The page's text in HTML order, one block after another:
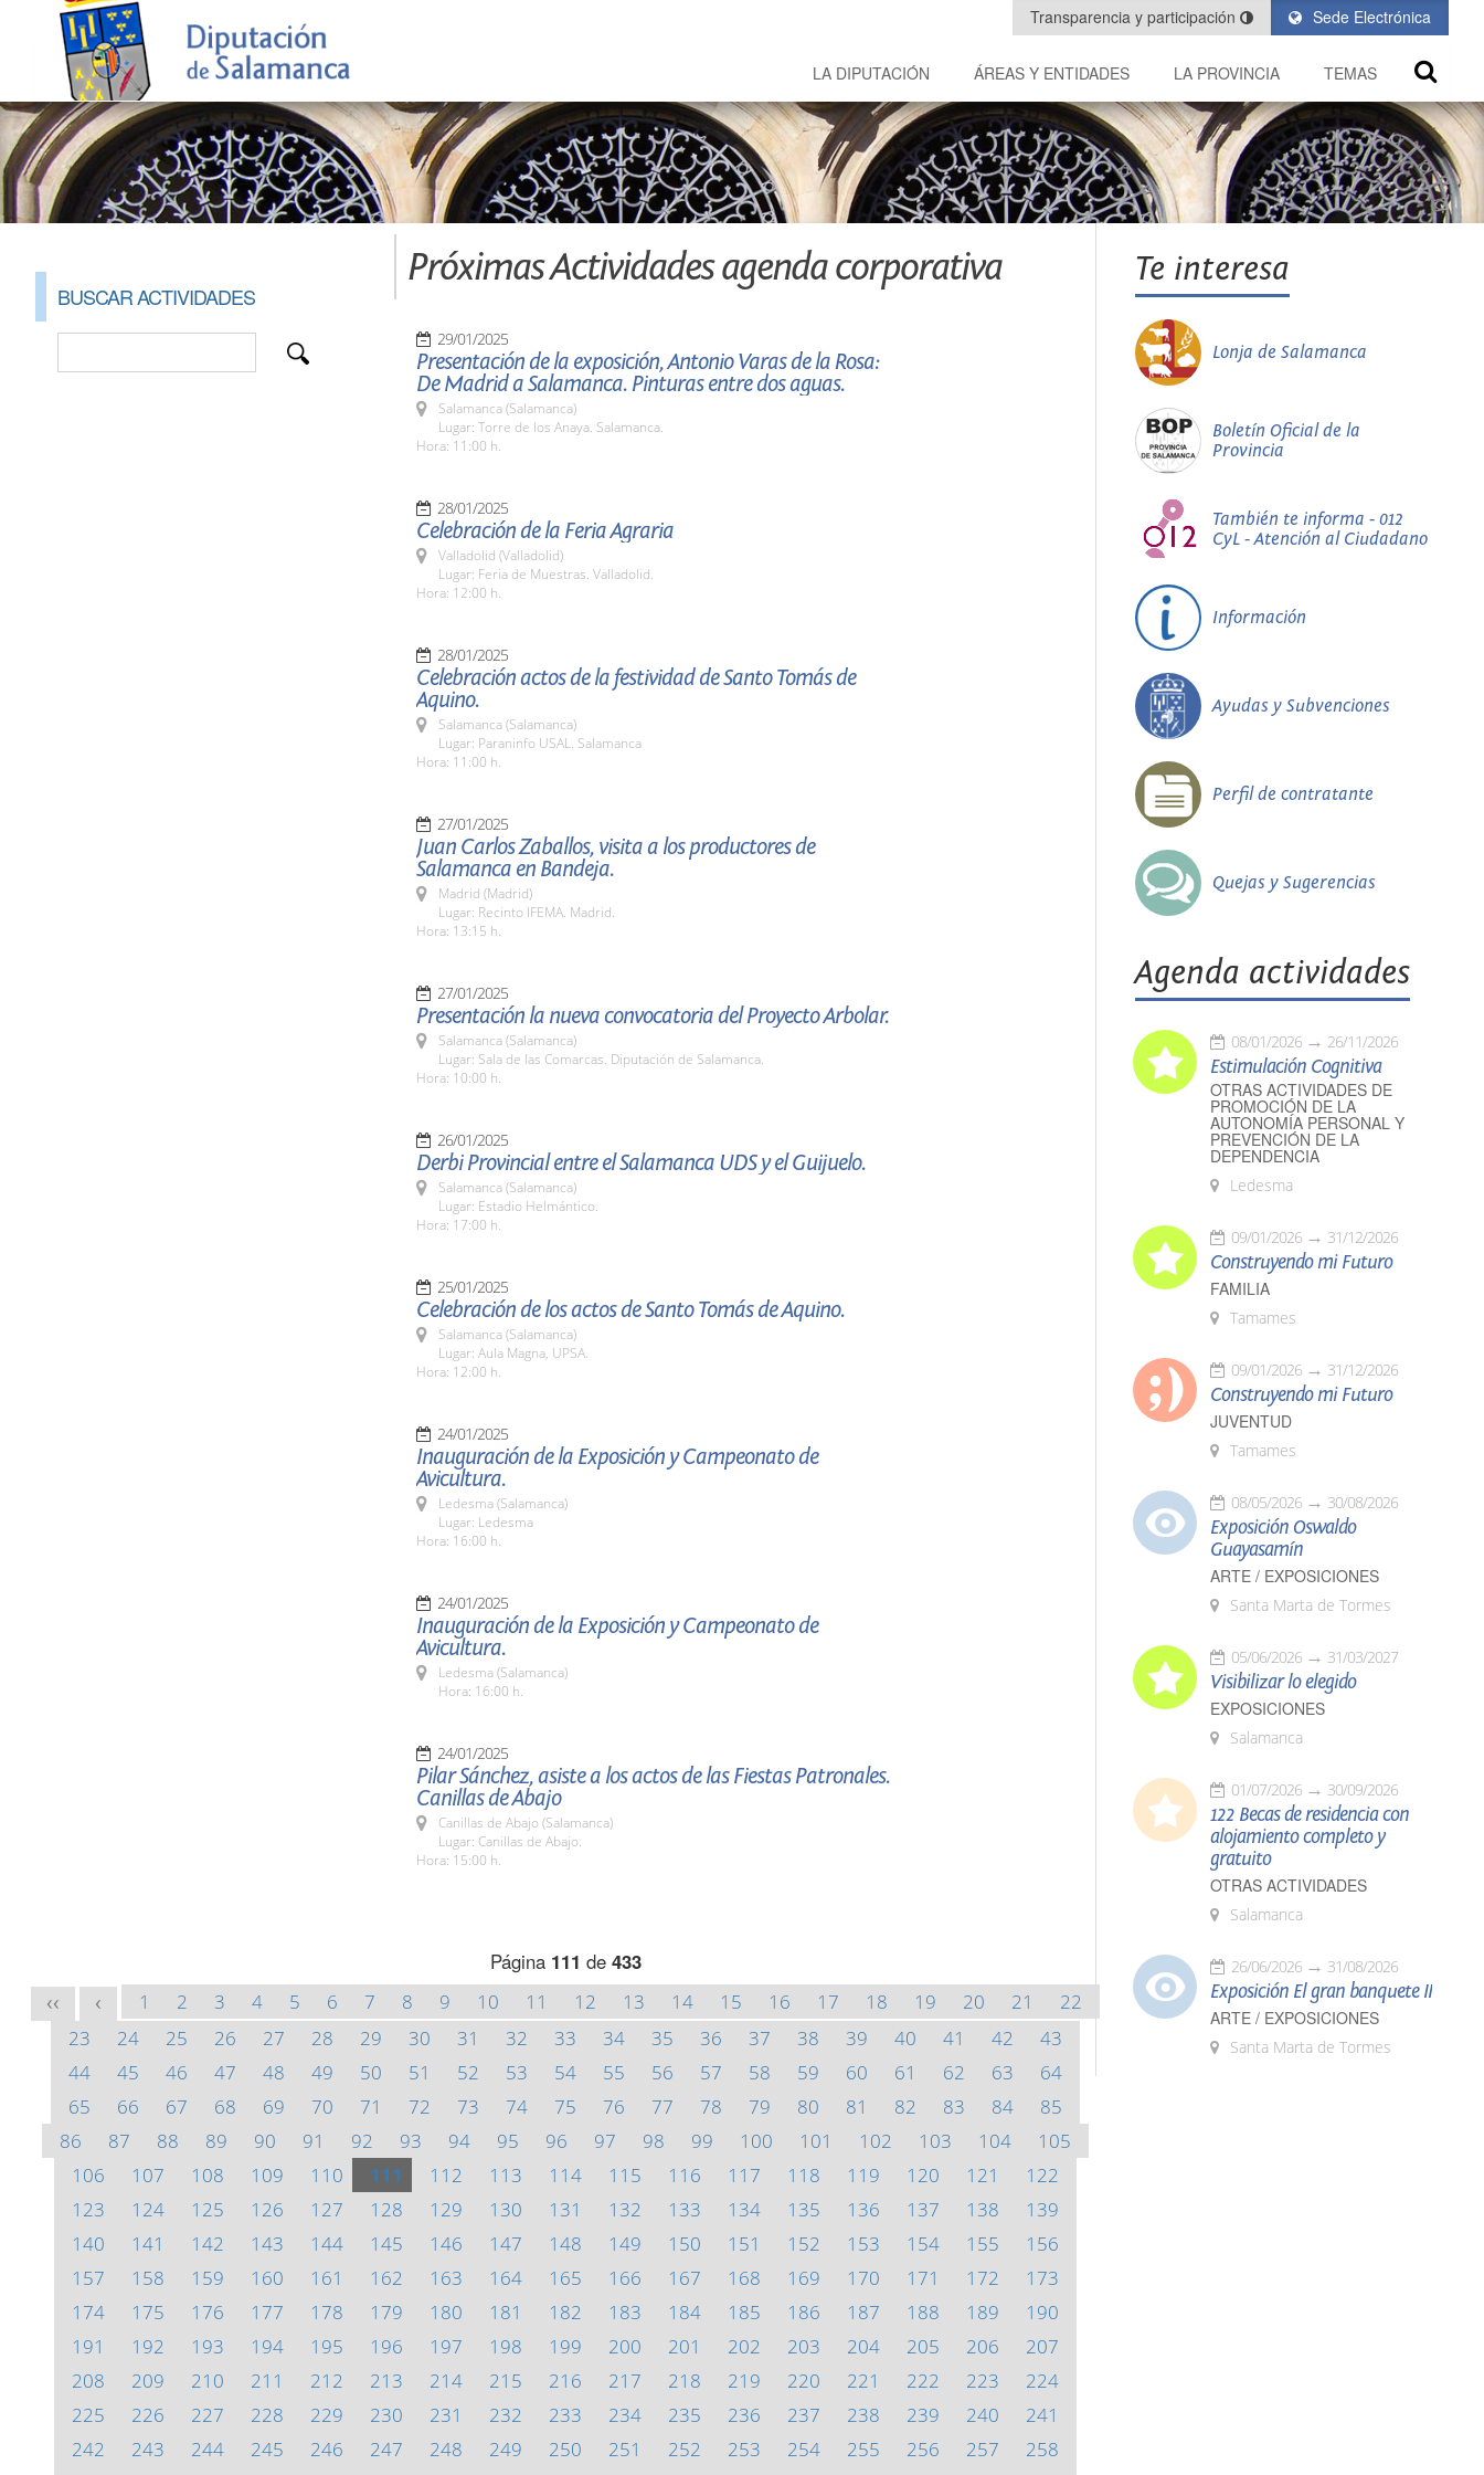
Sede Electrónica
Transparencia y participación
LA DIPUTACIÓN ÁREAS Y ENTIDADES LA PROVINCIA TEMAS
BUSCAR ACTIVIDADES
Próximas Actividades agenda corporativa
29/01/2025
Presentación de la exposición, Antonio Varas de la Rosa:
De Madrid a Salamanca. Pinturas entre dos aguas.
Salamanca (Salamanca)
Lugar: Torre de los Anaya. Salamanca.
Hora: 11:00 h.
28/01/2025
Celebración de la Feria Agraria
Valladolid (Valladolid)
Lugar: Feria de Muestras. Valladolid.
Hora: 12:00 h.
28/01/2025
Celebración actos de la festividad de Santo Tomás de
Aquino.
Salamanca (Salamanca)
Lugar: Paraninfo USAL. Salamanca
Hora: 11:00 h.
27/01/2025
Juan Carlos Zaballos, visita a los productores de
Salamanca en Bandeja.
Madrid (Madrid)
Lugar: Recinto IFEMA. Madrid.
Hora: 13:15 h.
27/01/2025
Presentación la nueva convocatoria del Proyecto Arbolar.
Salamanca (Salamanca)
Lugar: Sala de las Comarcas. Diputación de Salamanca.
Hora: 10:00 h.
26/01/2025
Derbi Provincial entre el Salamanca UDS y el Guijuelo.
Salamanca (Salamanca)
Lugar: Estadio Helmántico.
Hora: 17:00 h.
25/01/2025
Celebración de los actos de Santo Tomás de Aquino.
Salamanca (Salamanca)
Lugar: Aula Magna, UPSA.
Hora: 12:00 h.
24/01/2025
Inauguración de la Exposición y Campeonato de
Avicultura.
Ledesma (Salamanca)
Lugar: Ledesma
Hora: 16:00 h.
24/01/2025
Inauguración de la Exposición y Campeonato de
Avicultura.
Ledesma (Salamanca)
Hora: 16:00 h.
24/01/2025
Pilar Sánchez, asiste a los actos de las Fiestas Patronales.
Canillas de Abajo
Canillas de Abajo (Salamanca)
Lugar: Canillas de Abajo.
Hora: 15:00 h.
Página 111 de 433
<< < 1 2 3 4 5 6 7 8 9 10 11 12 13 14 15 16 17 18 19 20 21
22
23
24 25 26 27 28 29 30 31 32 33 34 35 36 37 38 39 40 41 42
43
44
45 46 47 48 49 50 51 52 53 54 55 56 57 58 59 60 61 62 63
64
65
66 67 68 69 70 71 72 73 74 75 76 77 78 79 80 81 82 83 84
85
86
87 88 89 90 91 92 93 94 95 96 97 98 99 100 101 102 103 104
105
106
107 108 109 110 111 112 113 114 115 116 117 118 119 120 121
122
123
124 125 126 127 128 129 130 131 132 133 134 135 136 137 138
139
140
141 142 143 144 145 146 147 148 149 150 151 152 153 154 155
156
157
158 159 160 161 162 163 164 165 166 167 168 169 170 171 172
173
174
175 176 177 178 179 180 181 182 183 184 185 186 187 188 189
190
191
192 193 194 195 196 197 198 199 200 201 202 203 204 205 206
207
208
209 210 211 212 213 214 215 216 217 218 219 220 221 222 223
224
225
226 227 228 229 230 231 232 233 234 235 236 237 238 239 240
241
242
243 244 245 246 247 248 249 250 251 252 253 254 255 256 257
258
Te interesa
Lonja de Salamanca
Boletín Oficial de la
Provincia
También te informa - 012
CyL - Atención al Ciudadano
Información
Ayudas y Subvenciones
Perfil de contratante
Quejas y Sugerencias
Agenda actividades
08/01/2026 26/11/2026
Estimulación Cognitiva
OTRAS ACTIVIDADES DE
PROMOCIÓN DE LA
AUTONOMÍA PERSONAL Y
PREVENCIÓN DE LA
DEPENDENCIA
Ledesma
09/01/2026 31/12/2026
Construyendo mi Futuro
FAMILIA
Tamames
09/01/2026 31/12/2026
Construyendo mi Futuro
JUVENTUD
Tamames
08/05/2026 30/08/2026
Exposición Oswaldo
Guayasamín
ARTE / EXPOSICIONES
Santa Marta de Tormes
05/06/2026 31/03/2027
Visibilizar lo elegido
EXPOSICIONES
Salamanca
01/07/2026 30/09/2026
122 Becas de residencia con
alojamiento completo y
gratuito
OTRAS ACTIVIDADES
Salamanca
26/06/2026 31/08/2026
Exposición El gran banquete II
ARTE / EXPOSICIONES
Santa Marta de Tormes